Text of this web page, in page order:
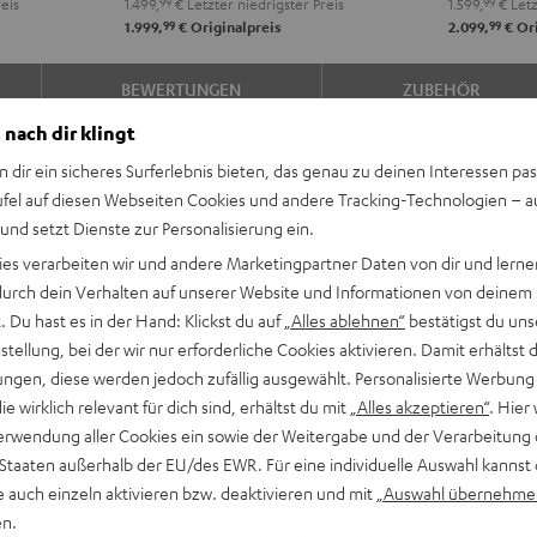
DAB
"5.1-
Set"
Schwarz
DAB
"5.1-
Set"
Weiß
1.999,99€Originalpreis
A2A
"5.1-
Set"
Schwarz
A2A
"5.1-
Set"
2.099,99 €
BEWERTUNGEN ZUBEHÖR
ein und
legendäre Teufel Bass
in Europa.
für beeindruckenden,
in Räumen bis 35 m²
nach dir klingt
dir ein sicheres Surferlebnis bieten, das genau zu deinen Interessen
auf diesen Webseiten Cookies und andere Tracking-Technologien –
setzt Dienste zur Personalisierung ein.
verarbeiten wir und andere Marketingpartner Daten von dir und
dein Verhalten auf unserer Website und Informationen von deinem
Du hast es in der Hand: Klickst du auf „Alles ablehnen“ bestätigst du
bei der wir nur erforderliche Cookies aktivieren. Damit erhältst
diese werden jedoch zufällig ausgewählt. Personalisierte
wirklich relevant für dich sind, erhältst du mit „Alles akzeptieren“. Hier
aller Cookies ein sowie der Weitergabe und der Verarbeitung
außerhalb der EU/des EWR. Für eine individuelle Auswahl kannst
auch einzeln aktivieren bzw. deaktivieren und mit „Auswahl